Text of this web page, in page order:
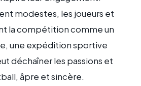
modestes, les joueurs et
la compétition comme un
une expédition sportive
déchaîner les passions et
âpre et sincère.